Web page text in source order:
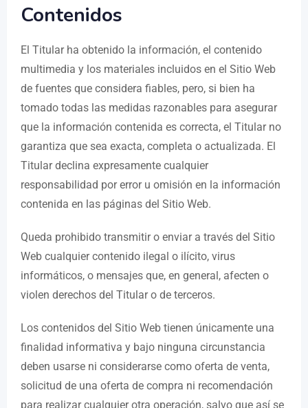
Contenidos
El Titular ha obtenido la información, el contenido
multimedia y los materiales incluidos en el Sitio Web
de fuentes que considera fiables, pero, si bien ha
tomado todas las medidas razonables para asegurar
que la información contenida es correcta, el Titular no
garantiza que sea exacta, completa o actualizada. El
Titular declina expresamente cualquier
responsabilidad por error u omisión en la información
contenida en las páginas del Sitio Web.
Queda prohibido transmitir o enviar a través del Sitio
Web cualquier contenido ilegal o ilícito, virus
informáticos, o mensajes que, en general, afecten o
violen derechos del Titular o de terceros.
Los contenidos del Sitio Web tienen únicamente una
finalidad informativa y bajo ninguna circunstancia
deben usarse ni considerarse como oferta de venta,
solicitud de una oferta de compra ni recomendación
para realizar cualquier otra operación, salvo que así se